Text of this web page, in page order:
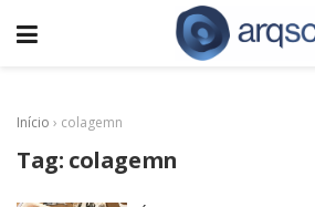
Início › colagemn
Tag: colagemn